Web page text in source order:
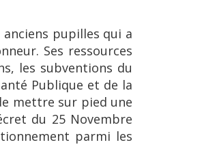
pupilles qui a
Ses ressources
les subventions du
Publique et de la
mettre sur pied une
du 25 Novembre
parmi les